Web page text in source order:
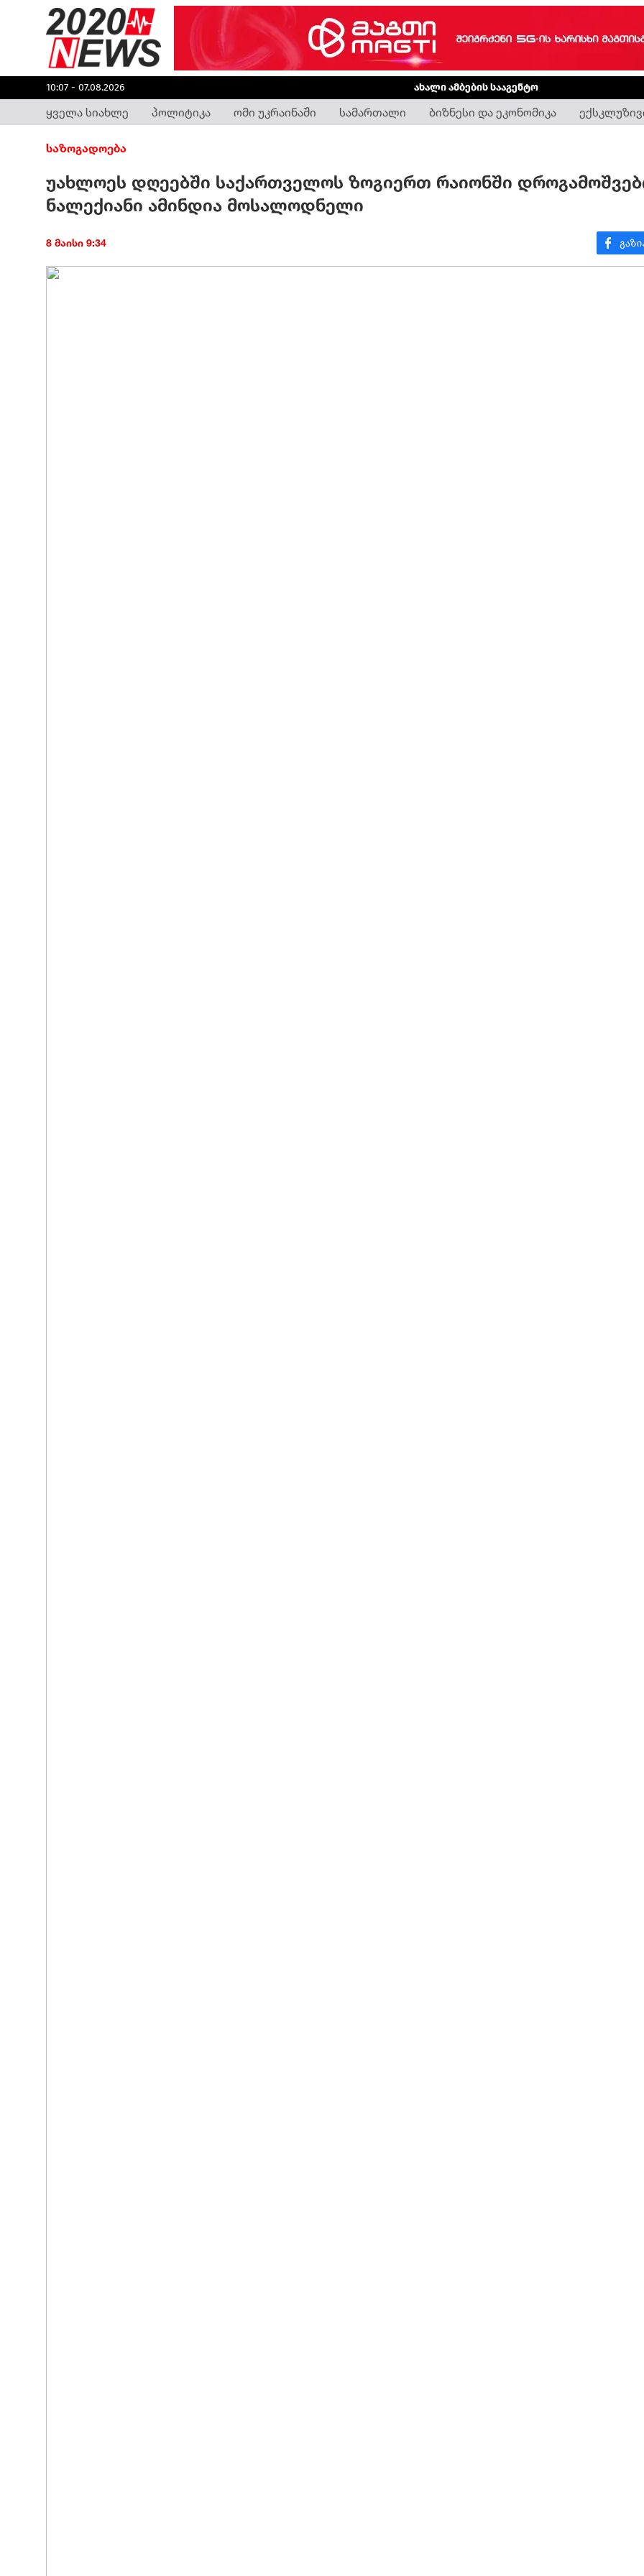
10:07 - 07.08.2026 ახალი ამბების სააგენტო
ყველა სიახლე პოლიტიკა ომი უკრაინაში სამართალი ბიზნესი და ეკონომიკა
საზოგადოება
უახლოეს დღეებში საქართველოს ზოგიერთ რაიონში
ნალექიანი ამინდია მოსალოდნელი
8 მაისი 9:34